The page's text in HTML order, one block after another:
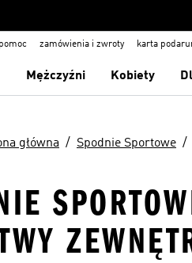
pomoc zamówienia i zwroty karta
Mężczyźni Kobiety
główna Spodnie Sportowe